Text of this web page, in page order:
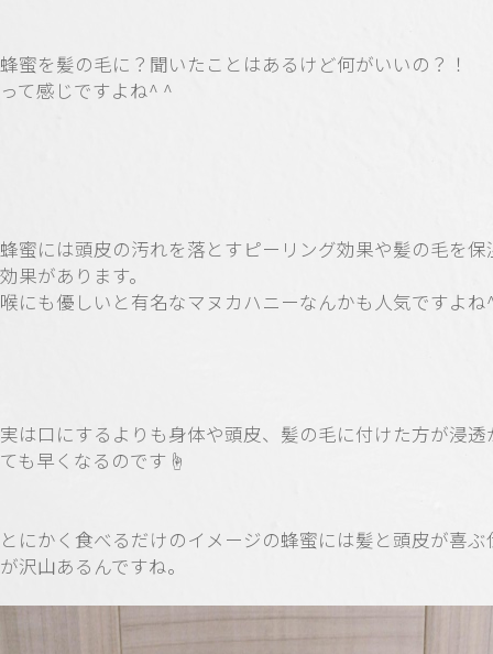
蜂蜜を髪の毛に？聞いたことはあるけど何がいいの？！
って感じですよね^ ^
蜂蜜には頭皮の汚れを落とすピーリング効果や髪の毛を保
効果があります。
喉にも優しいと有名なマヌカハニーなんかも人気ですよね
実は口にするよりも身体や頭皮、髪の毛に付けた方が浸透
ても早くなるのです☝️
とにかく食べるだけのイメージの蜂蜜には髪と頭皮が喜ぶ
が沢山あるんですね。